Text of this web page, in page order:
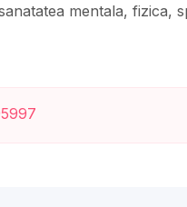
mentala, fizica,